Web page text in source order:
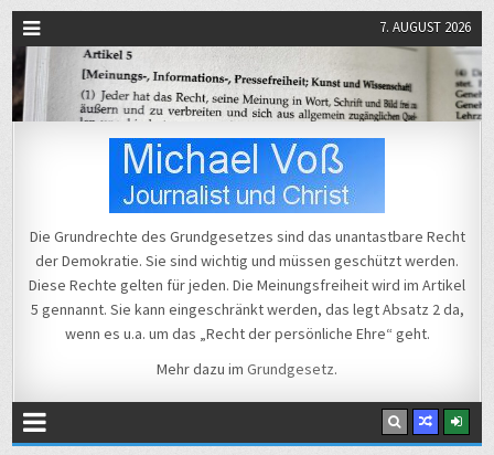
7. AUGUST 2026
Michael Voß
Die Grundrechte des Grundgesetzes sind das unantastbare Recht
der Demokratie. Sie sind wichtig und müssen geschützt werden.
Diese Rechte gelten für jeden. Die Meinungsfreiheit wird im Artikel
5 gennannt. Sie kann eingeschränkt werden, das legt Absatz 2 da,
wenn es u.a. um das „Recht der persönliche Ehre“ geht.
Mehr dazu im Grundgesetz.